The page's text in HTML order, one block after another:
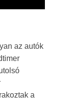
az autók
a